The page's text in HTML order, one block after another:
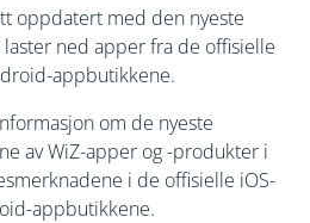
oppdatert med den nyeste
ned apper fra de offisielle
appbutikkene.
om de nyeste
av WiZ-apper og -produkter i
i de offisielle iOS-
appbutikkene.